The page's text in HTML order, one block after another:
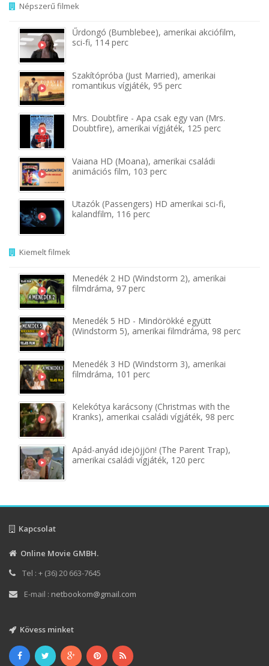
Népszerű filmek
Űrdongó (Bumblebee), amerikai akciófilm,
sci-fi, 114 perc
Szakítópróba (Just Married), amerikai
romantikus vígjáték, 95 perc
Mrs. Doubtfire - Apa csak egy van (Mrs.
Doubtfire), amerikai vígjáték, 125 perc
Vaiana HD (Moana), amerikai családi
animációs film, 103 perc
Utazók (Passengers) HD amerikai sci-fi,
kalandfilm, 116 perc
Kiemelt filmek
Menedék 2 HD (Windstorm 2), amerikai
filmdráma, 97 perc
Menedék 5 HD - Mindörökké együtt
(Windstorm 5), amerikai filmdráma, 98 perc
Menedék 3 HD (Windstorm 3), amerikai
filmdráma, 101 perc
Kelekótya karácsony (Christmas with the
Kranks), amerikai családi vígjáték, 98 perc
Apád-anyád idejöjjön! (The Parent Trap),
amerikai családi vígjáték, 120 perc
Kapcsolat
Online Movie GMBH.
Tel : + (36) 20 663-7645
E-mail : netbookom@gmail.com
Kövess minket